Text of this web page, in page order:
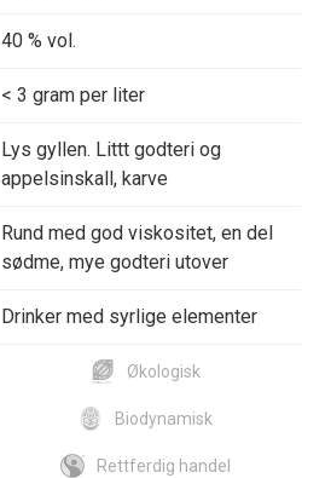
40 % vol.
< 3 gram per liter
Lys gyllen. Littt godteri og
appelsinskall, karve
Rund med god viskositet, en del
sødme, mye godteri utover
Drinker med syrlige elementer
Økologisk
Biodynamisk
Rettferdig handel